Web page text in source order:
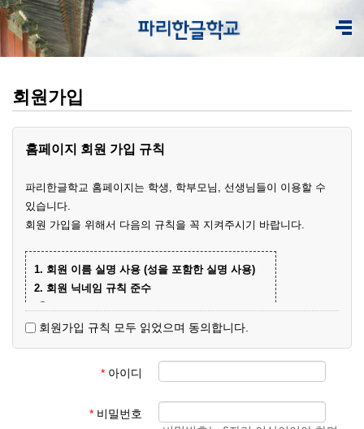
회원가입
홈페이지 회원 가입 규칙
파리한글학교 홈페이지는 학생, 학부모님, 선생님들이 이용할 수
있습니다.
회원 가입을 위해서 다음의 규칙을 꼭 지켜주시기 바랍니다.
1. 회원 이름 실명 사용 (성을 포함한 실명 사용)
2. 회원 닉네임 규칙 준수
① 학부모 회원 닉네임
- 학생 이름+엄마(아빠)
(예)
엄마
김예
준엄
마
(예)
김예
3. 회원 이메일은 입학원서에 기재된 이메일 주소
회원가입 규칙 모두 읽었으며 동의합니다.
* 아이디
* 비밀번호